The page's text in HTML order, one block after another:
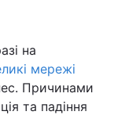
на
мережі
Причинами
та падіння